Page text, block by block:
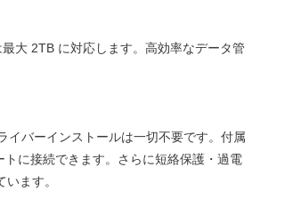
大 2TB に対応します。高効率なデータ管
イバーインストールは一切不要です。付属
に接続できます。さらに短絡保護・過電
ます。